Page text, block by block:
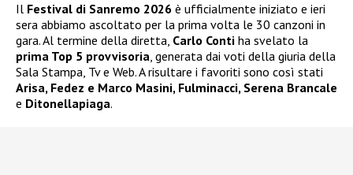
Il Festival di Sanremo 2026 è ufficialmente iniziato e ieri
sera abbiamo ascoltato per la prima volta le 30 canzoni in
gara. Al termine della diretta, Carlo Conti ha svelato la
prima Top 5 provvisoria, generata dai voti della giuria della
Sala Stampa, Tv e Web. A risultare i favoriti sono così stati
Arisa, Fedez e Marco Masini, Fulminacci, Serena Brancale
e Ditonellapiaga.